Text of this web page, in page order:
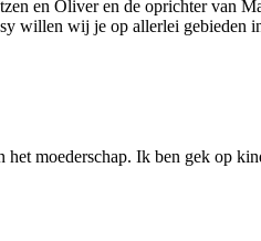
en Oliver en de oprichter van
willen wij je op allerlei gebieden
moederschap. Ik ben gek op